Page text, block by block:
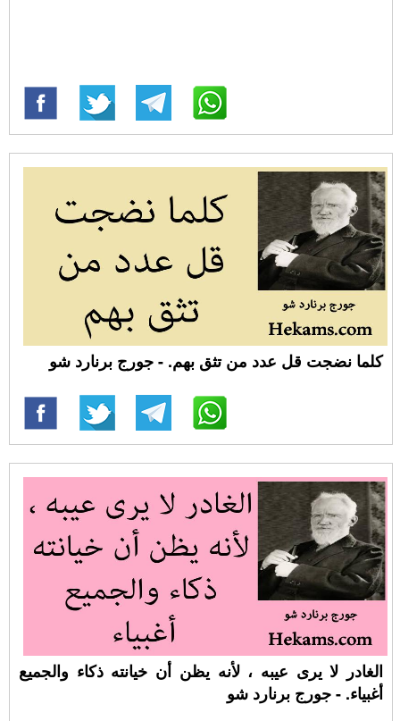
كلما نضجت قل عدد من تثق بهم. - جورج برنارد شو
الغادر لا يرى عيبه ، لأنه يظن أن خيانته ذكاء والجميع
أغبياء. - جورج برنارد شو